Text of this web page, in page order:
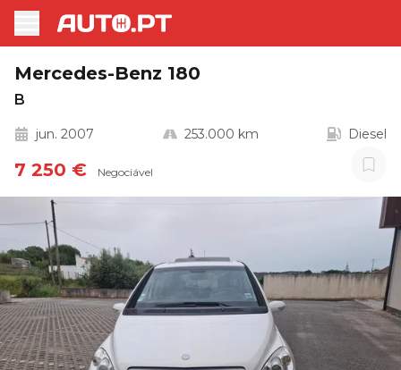
Mercedes-Benz 180
B
jun. 2007 253.000 km Diesel
7 250 € Negociável